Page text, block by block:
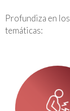
Profundiza en
temáticas: